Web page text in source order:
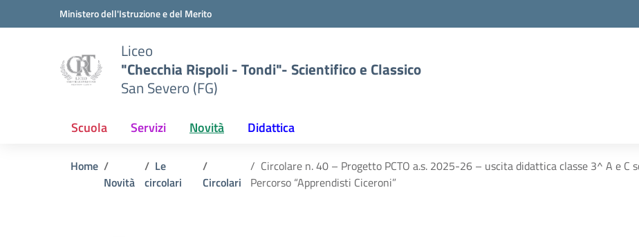
Vai ai contenuti
Vai al menu di navigazioneMinistero dell'Istruzione e del Merito
Liceo
"Checchia Rispoli - Tondi"- Scientifico e Classico
San Severo (FG)
Scuola Servizi Novità Didattica
Home
Novità
Le
circolari
Circolari
Circolare n. 40 – Progetto PCTO a.s. 2025-26 – uscita didattica classe 3^ A e C
Percorso “Apprendisti Ciceroni”